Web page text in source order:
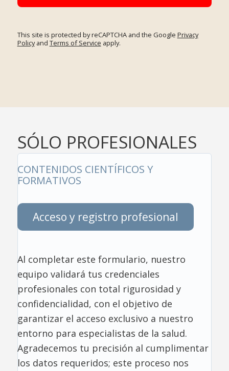
This site is protected by reCAPTCHA and the Google Privacy
Policyand Terms of Service apply.
SÓLO PROFESIONALES
CONTENIDOS CIENTÍFICOS Y
FORMATIVOS
Acceso y registro profesional
Al completar este formulario, nuestro
equipo validará tus credenciales
profesionales con total rigurosidad y
confidencialidad, con el objetivo de
garantizar el acceso exclusivo a nuestro
entorno para especialistas de la salud.
Agradecemos tu precisión al cumplimentar
los datos requeridos; este proceso nos